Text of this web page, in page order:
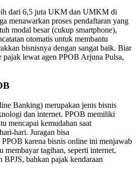
dari 6,5 juta UKM dan UMKM di
menawarkan proses pendaftaran yang
modal besar (cukup smartphone),
otomatis untuk membantu
bisnisnya dengan sangat baik. Biar
lewat agen PPOB Arjuna Pulsa,
Banking) merupakan jenis bisnis
dan internet. PPOB memiliki
mencapai kemudahan saat
hari. Juragan bisa
karena bisnis online ini menjawab
membayar tagihan, seperti internet,
bahkan pajak kendaraan